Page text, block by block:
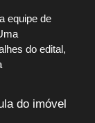
equipe de
do edital,
do imóvel